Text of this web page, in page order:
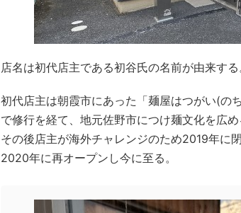
店名は初代店主である初谷氏の名前が由来する
初代店主は朝霞市にあった「麺屋はつがい(の
で修行を経て、地元佐野市につけ麺文化を広め
その後店主が海外チャレンジのため2019年に
2020年に再オープンし今に至る。